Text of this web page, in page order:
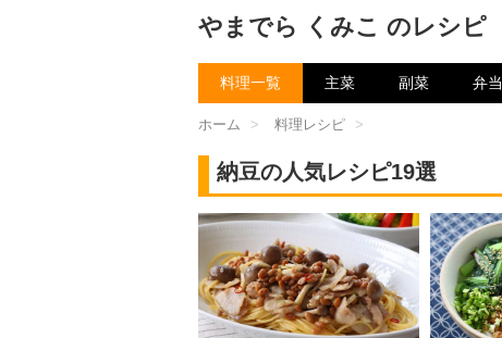
やまでら くみこ のレシピ
料理一覧 主菜 副菜 弁当
ホーム > 料理レシピ >
納豆の人気レシピ19選